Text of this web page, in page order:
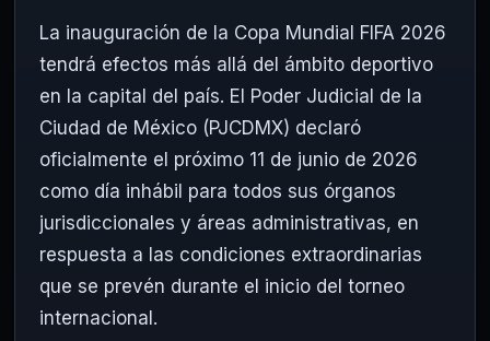
La inauguración de la Copa Mundial FIFA 2026
tendrá efectos más allá del ámbito deportivo
en la capital del país. El Poder Judicial de la
Ciudad de México (PJCDMX) declaró
oficialmente el próximo 11 de junio de 2026
como día inhábil para todos sus órganos
jurisdiccionales y áreas administrativas, en
respuesta a las condiciones extraordinarias
que se prevén durante el inicio del torneo
internacional.